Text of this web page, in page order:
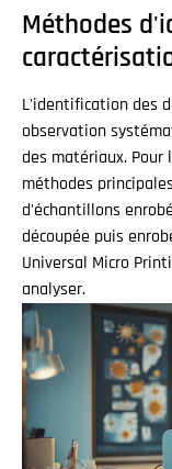
Méthodes
L'identification des
observation
des matériaux. Pour
méthodes
d'échantillons
découpée puis
Universal Micro
analyser.